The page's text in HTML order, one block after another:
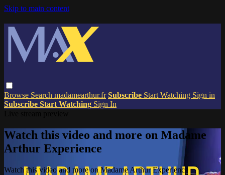
Skip to main content
Browse Search madamearthur.fr Subscribe Start Watching Sign in
Subscribe Start Watching Sign In
Watch this video and more on Madame
Arthur Experience
Watch this video and more on Madame Arthur Experience